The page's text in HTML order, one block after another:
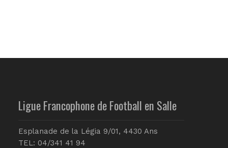
Ligue Francophone de Football en Salle
Esplanade de la Légia 9/01, 4430 Ans
TEL: 04/341 41 94